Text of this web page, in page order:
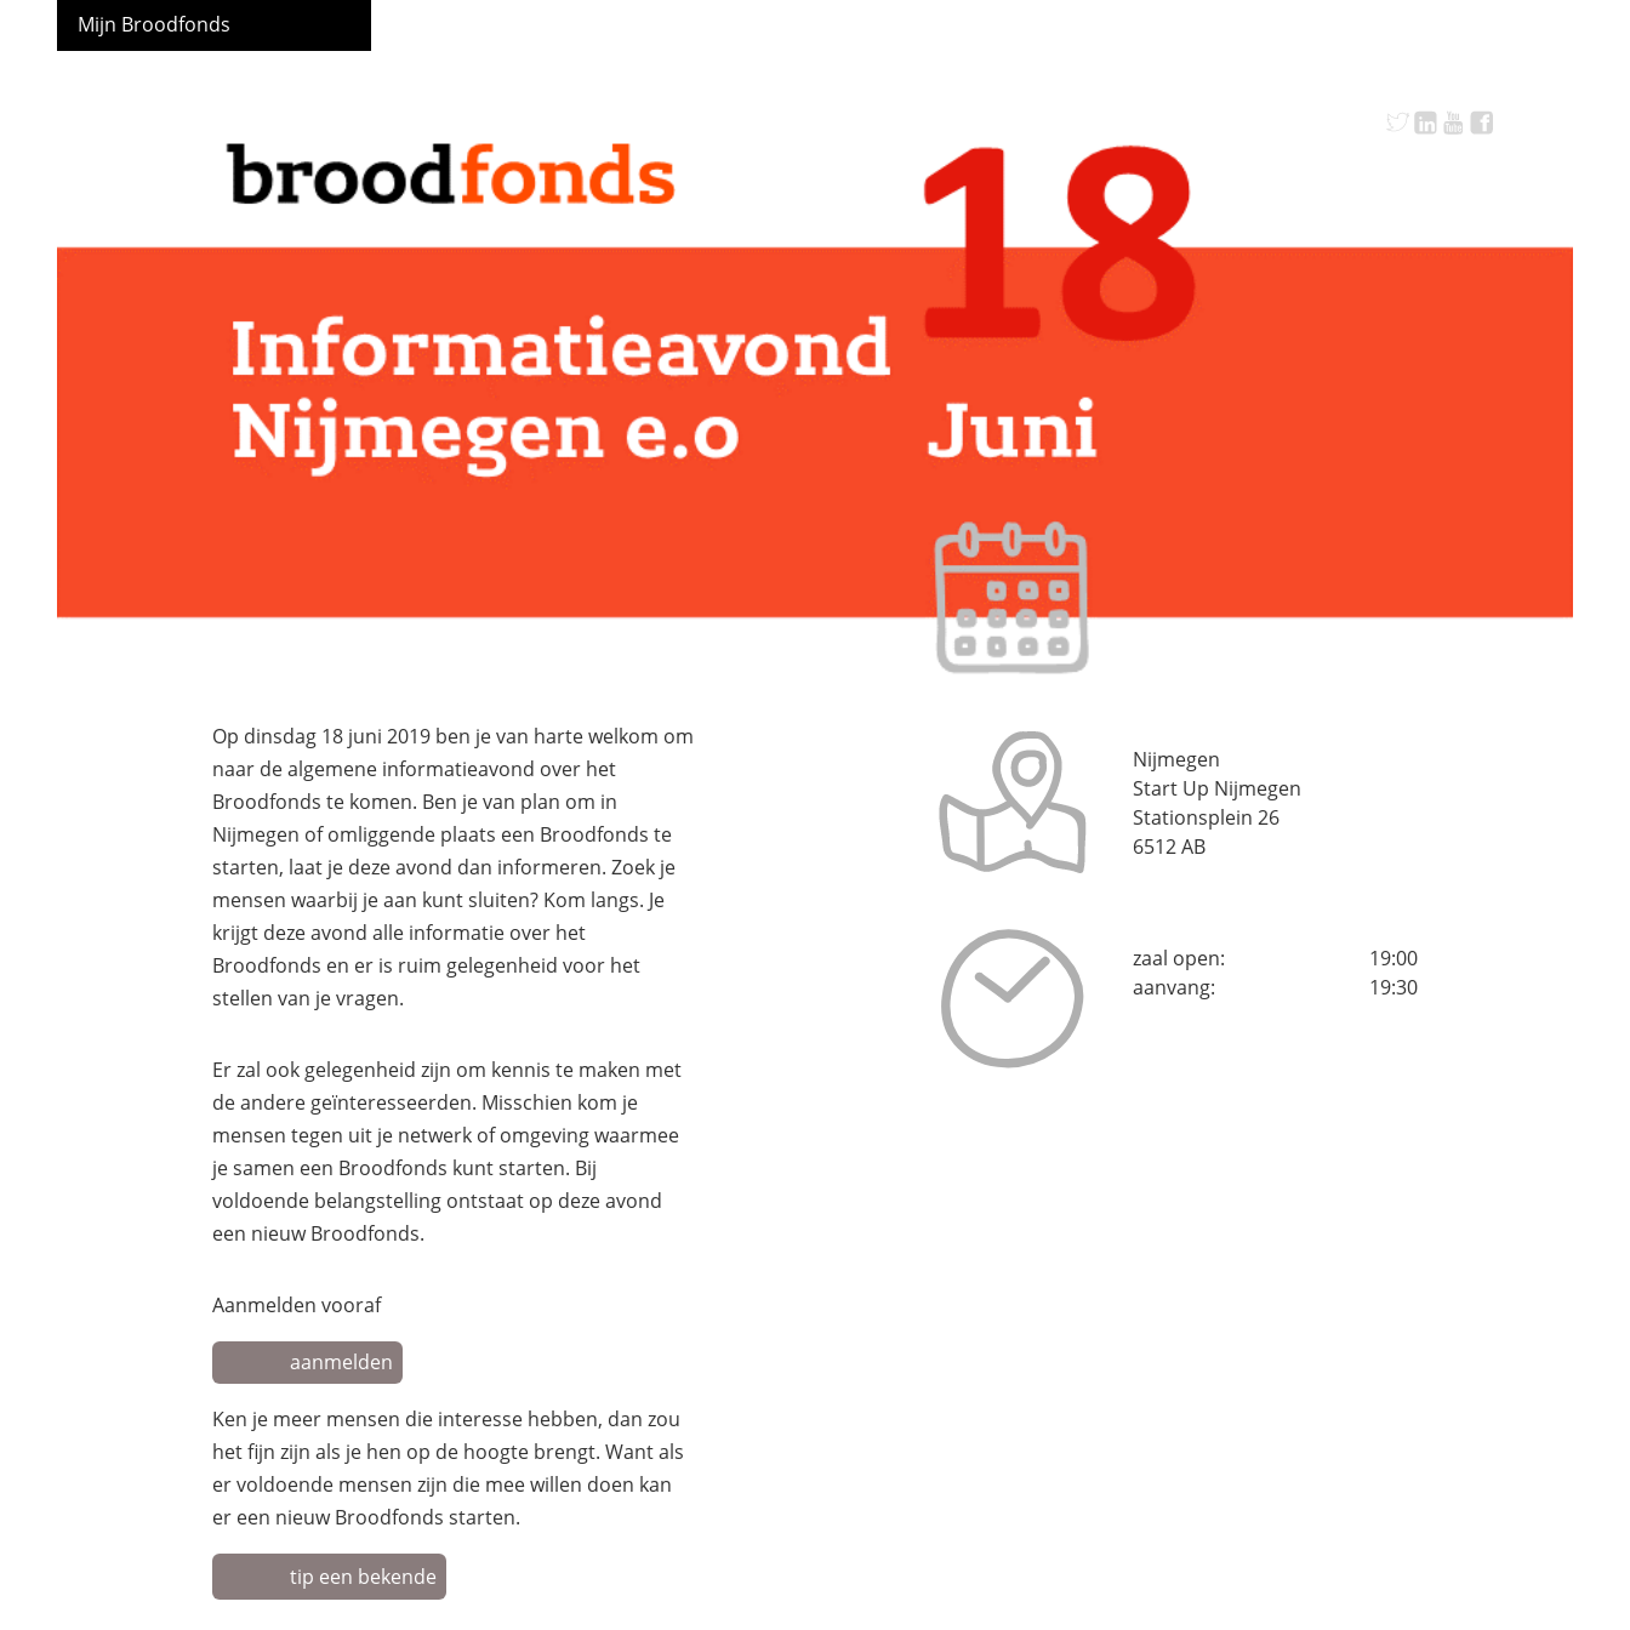
Mijn Broodfonds
Op dinsdag 18 juni 2019 ben je van harte welkom om
naar de algemene informatieavond over het
Broodfonds te komen. Ben je van plan om in
Nijmegen of omliggende plaats een Broodfonds te
starten, laat je deze avond dan informeren. Zoek je
mensen waarbij je aan kunt sluiten? Kom langs. Je
krijgt deze avond alle informatie over het
Broodfonds en er is ruim gelegenheid voor het
stellen van je vragen.
Er zal ook gelegenheid zijn om kennis te maken met
de andere geïnteresseerden. Misschien kom je
mensen tegen uit je netwerk of omgeving waarmee
je samen een Broodfonds kunt starten. Bij
voldoende belangstelling ontstaat op deze avond
een nieuw Broodfonds.
Aanmelden vooraf
aanmelden
Ken je meer mensen die interesse hebben, dan zou
het fijn zijn als je hen op de hoogte brengt. Want als
er voldoende mensen zijn die mee willen doen kan
er een nieuw Broodfonds starten.
tip een bekende
Nijmegen
Start Up Nijmegen
Stationsplein 26
6512 AB
zaal open:
19:00
aanvang:
19:30